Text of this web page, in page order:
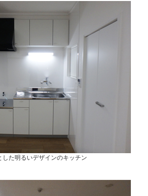
した明るいデザインのキッチン